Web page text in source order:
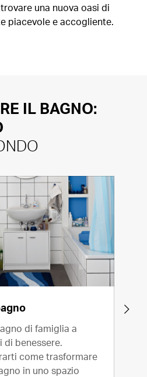
una nuova oasi di
piacevole e accogliente.
IL BAGNO:
di famiglia a
di benessere.
come trasformare
in uno spazio
È